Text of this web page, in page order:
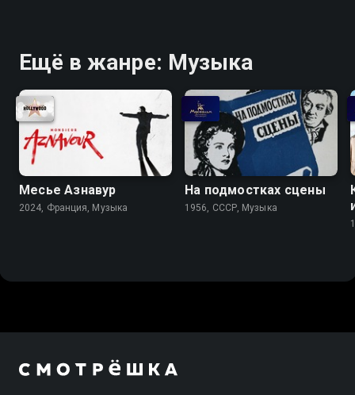
Ещё в жанре: Музыка
Месье Азнавур
2024, Франция, Музыка
На подмостках сцены
1956, СССР, Музыка